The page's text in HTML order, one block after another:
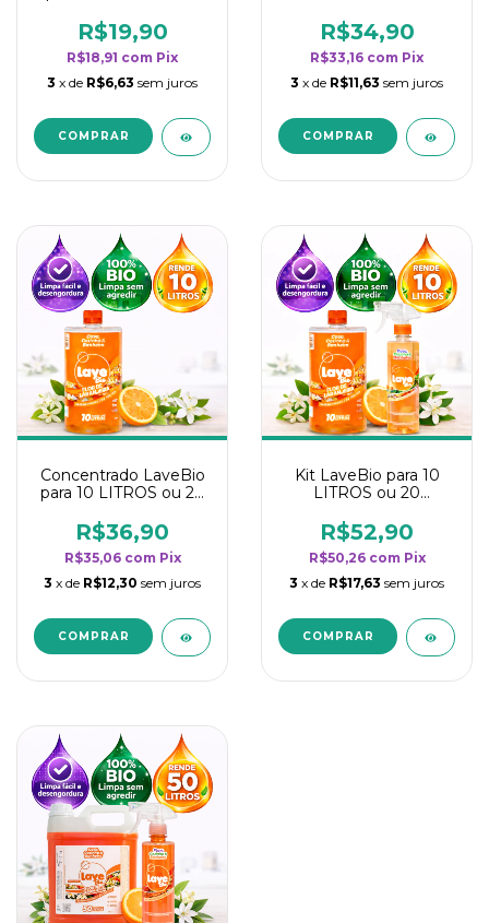
rendimento da
categoria - Flor de
Laranjeira
R$19,90
R$18,91 com Pix
3 x de R$6,63 sem juros
rendimento da
categoria - Flor de
Laranjeira
R$34,90
R$33,16 com Pix
3 x de R$11,63 sem juros
Concentrado LaveBio
para 10 LITROS ou 20
rendimento da
categoria - Flor de
Laranjeira
R$36,90
R$35,06 com Pix
3 x de R$12,30 sem juros
Kit LaveBio para 10
LITROS ou 20
rendimento da
categoria - Flor de
Laranjeira
R$52,90
R$50,26 com Pix
3 x de R$17,63 sem juros